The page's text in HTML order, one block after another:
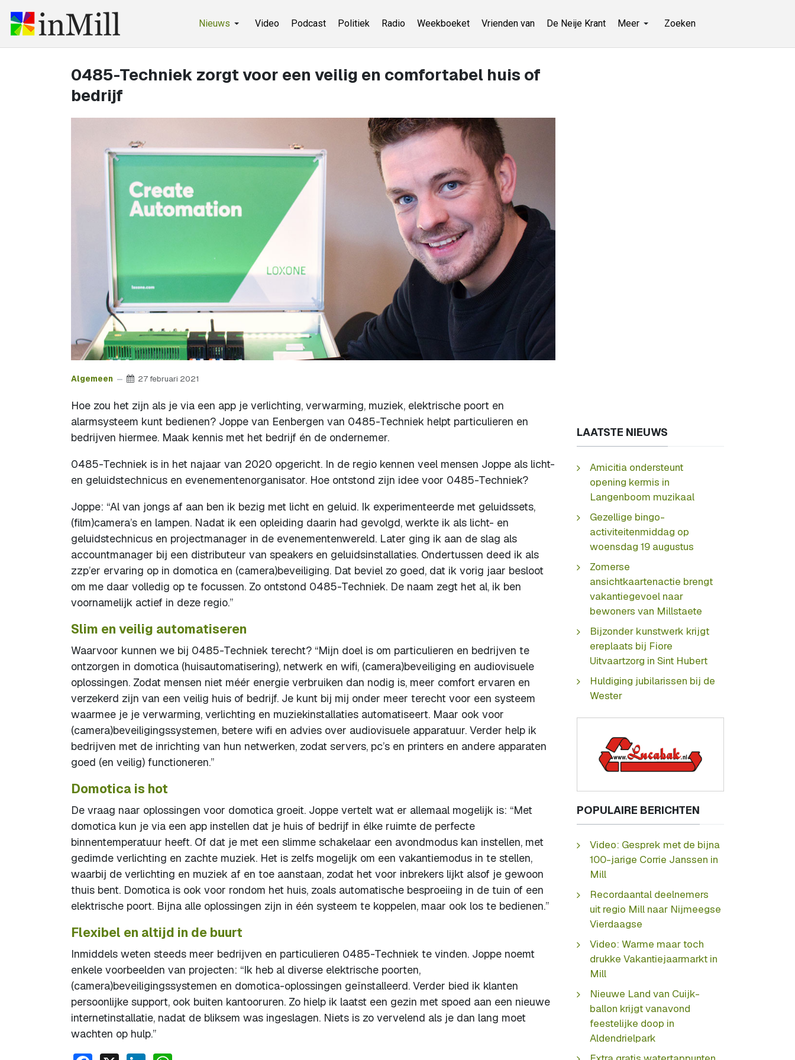
Nieuws Video Podcast Politiek Radio Weekboeket Vrienden van De Neije Krant Meer Zoeken
0485-Techniek zorgt voor een veilig en comfortabel huis of
bedrijf
Algemeen 27 februari 2021
Hoe zou het zijn als je via een app je verlichting, verwarming, muziek, elektrische poort en
alarmsysteem kunt bedienen? Joppe van Eenbergen van 0485-Techniek helpt particulieren en
bedrijven hiermee. Maak kennis met het bedrijf én de ondernemer.
0485-Techniek is in het najaar van 2020 opgericht. In de regio kennen veel mensen Joppe als licht-
en geluidstechnicus en evenementenorganisator. Hoe ontstond zijn idee voor 0485-Techniek?
Joppe: “Al van jongs af aan ben ik bezig met licht en geluid. Ik experimenteerde met geluidssets,
(film)camera’s en lampen. Nadat ik een opleiding daarin had gevolgd, werkte ik als licht- en
geluidstechnicus en projectmanager in de evenementenwereld. Later ging ik aan de slag als
accountmanager bij een distributeur van speakers en geluidsinstallaties. Ondertussen deed ik als
zzp’er ervaring op in domotica en (camera)beveiliging. Dat beviel zo goed, dat ik vorig jaar besloot
om me daar volledig op te focussen. Zo ontstond 0485-Techniek. De naam zegt het al, ik ben
voornamelijk actief in deze regio.”
Slim en veilig automatiseren
Waarvoor kunnen we bij 0485-Techniek terecht? “Mijn doel is om particulieren en bedrijven te
ontzorgen in domotica (huisautomatisering), netwerk en wifi, (camera)beveiliging en audiovisuele
oplossingen. Zodat mensen niet méér energie verbruiken dan nodig is, meer comfort ervaren en
verzekerd zijn van een veilig huis of bedrijf. Je kunt bij mij onder meer terecht voor een systeem
waarmee je je verwarming, verlichting en muziekinstallaties automatiseert. Maar ook voor
(camera)beveiligingssystemen, betere wifi en advies over audiovisuele apparatuur. Verder help ik
bedrijven met de inrichting van hun netwerken, zodat servers, pc’s en printers en andere apparaten
goed (en veilig) functioneren.”
Domotica is hot
De vraag naar oplossingen voor domotica groeit. Joppe vertelt wat er allemaal mogelijk is: “Met
domotica kun je via een app instellen dat je huis of bedrijf in élke ruimte de perfecte
binnentemperatuur heeft. Of dat je met een slimme schakelaar een avondmodus kan instellen, met
gedimde verlichting en zachte muziek. Het is zelfs mogelijk om een vakantiemodus in te stellen,
waarbij de verlichting en muziek af en toe aanstaan, zodat het voor inbrekers lijkt alsof je gewoon
thuis bent. Domotica is ook voor rondom het huis, zoals automatische besproeiing in de tuin of een
elektrische poort. Bijna alle oplossingen zijn in één systeem te koppelen, maar ook los te bedienen.”
Flexibel en altijd in de buurt
Inmiddels weten steeds meer bedrijven en particulieren 0485-Techniek te vinden. Joppe noemt
enkele voorbeelden van projecten: “Ik heb al diverse elektrische poorten,
(camera)beveiligingssystemen en domotica-oplossingen geïnstalleerd. Verder bied ik klanten
persoonlijke support, ook buiten kantooruren. Zo hielp ik laatst een gezin met spoed aan een nieuwe
internetinstallatie, nadat de bliksem was ingeslagen. Niets is zo vervelend als je dan lang moet
wachten op hulp.”
LAATSTE NIEUWS
Amicitia ondersteunt
opening kermis in
Langenboom muzikaal
Gezellige bingo-
activiteitenmiddag op
woensdag 19 augustus
Zomerse
ansichtkaartenactie brengt
vakantiegevoel naar
bewoners van Millstaete
Bijzonder kunstwerk krijgt
ereplaats bij Fiore
Uitvaartzorg in Sint Hubert
Huldiging jubilarissen bij de
Wester
POPULAIRE BERICHTEN
Video: Gesprek met de bijna
100-jarige Corrie Janssen in
Mill
Recordaantal deelnemers
uit regio Mill naar Nijmeegse
Vierdaagse
Video: Warme maar toch
drukke Vakantiejaarmarkt in
Mill
Nieuwe Land van Cuijk-
ballon krijgt vanavond
feestelijke doop in
Aldendrielpark